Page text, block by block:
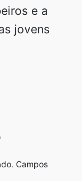
e a
jovens
Campos